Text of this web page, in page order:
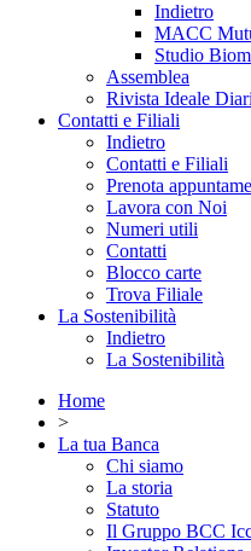
Indietro
MACC
Studio
Assemblea
Rivista Ideale
Contatti e Filiali
Indietro
Contatti e Filiali
Prenota
Lavora con Noi
Numeri utili
Contatti
Blocco carte
Trova Filiale
La Sostenibilità
Indietro
La Sostenibilità
Home
>
La tua Banca
Chi siamo
La storia
Statuto
Il Gruppo BCC